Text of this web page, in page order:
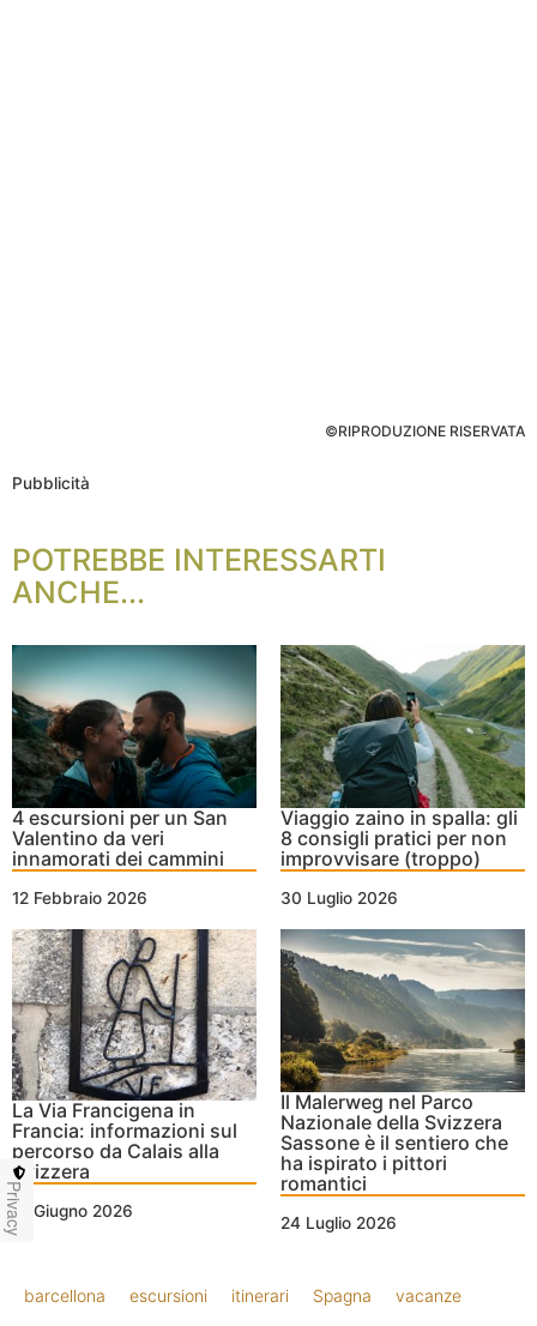
©RIPRODUZIONE RISERVATA
Pubblicità
POTREBBE INTERESSARTI
ANCHE...
4 escursioni per un San
Valentino da veri
innamorati dei cammini
12 Febbraio 2026
Viaggio zaino in spalla: gli
8 consigli pratici per non
improvvisare (troppo)
30 Luglio 2026
La Via Francigena in
Francia: informazioni sul
percorso da Calais alla
Svizzera
21 Giugno 2026
Il Malerweg nel Parco
Nazionale della Svizzera
Sassone è il sentiero che
ha ispirato i pittori
romantici
24 Luglio 2026
barcellona escursioni itinerari Spagna vacanze
Privacy